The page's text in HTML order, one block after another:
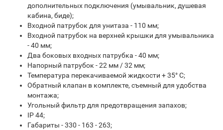
дополнительных подключения (умывальник, душевая
кабина, биде);
Входной патрубок для унитаза - 110 мм;
Входной патрубок на верхней крышки для умывальника
- 40 мм;
Два боковых входных патрубка - 40 мм;
Напорный патрубок - 22 мм / 32 мм;
Температура перекачиваемой жидкости + 35° C;
Обратный клапан в комплекте, съемный для удобства
монтажа;
Угольный фильтр для предотвращения запахов;
IP 44;
Габариты - 330 - 163 - 263;